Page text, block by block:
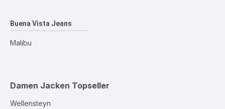
Buena Vista Jeans
Malibu
Damen Jacken Topseller
Wellensteyn